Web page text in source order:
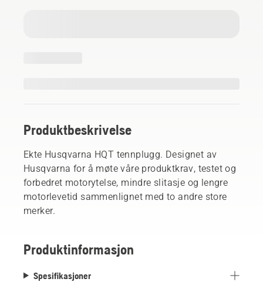
Produktbeskrivelse
Ekte Husqvarna HQT tennplugg. Designet av
Husqvarna for å møte våre produktkrav, testet og
forbedret motorytelse, mindre slitasje og lengre
motorlevetid sammenlignet med to andre store
merker.
Produktinformasjon
Spesifikasjoner